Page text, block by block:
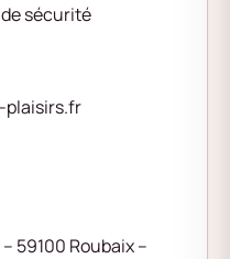
sécurité
plaisirs.fr
59100 Roubaix –